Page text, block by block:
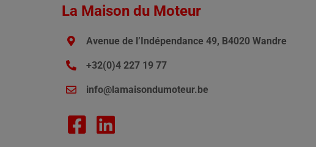
La Maison du Moteur
Avenue de l’Indépendance 49, B4020 Wandre
+32(0)4 227 19 77
info@lamaisondumoteur.be